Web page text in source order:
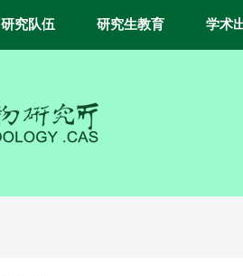
研究队伍 研究生教育 学术